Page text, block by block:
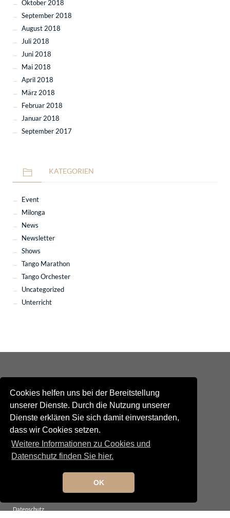
Cookies helfen uns bei der Bereitstellung
unserer Dienste. Durch die Nutzung unserer
Dienste erklären Sie sich damit einverstanden,
dass wir Cookies setzen.
Weitere Informationen zu Cookies und
Datenschutz finden Sie hier.
OK
Oktober 2018
September 2018
August 2018
Juli 2018
Juni 2018
Mai 2018
April 2018
März 2018
Februar 2018
Januar 2018
September 2017
KATEGORIEN
Event
Milonga
News
Newsletter
Shows
Tango Marathon
Tango Orchester
Uncategorized
Unterricht
Kontakt
Newsletteranmeldung
Newsletterabmeldung
TANGO maldito
© 2025 TANGO maldito
Datenschutz